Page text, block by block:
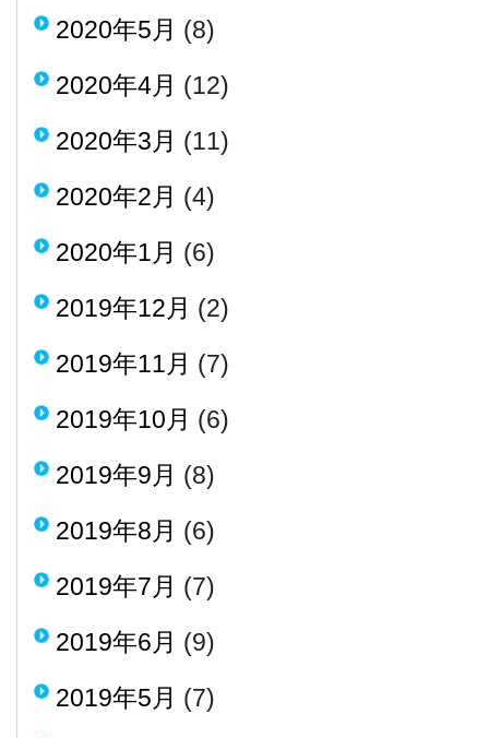
2020年5月 (8)
2020年4月 (12)
2020年3月 (11)
2020年2月 (4)
2020年1月 (6)
2019年12月 (2)
2019年11月 (7)
2019年10月 (6)
2019年9月 (8)
2019年8月 (6)
2019年7月 (7)
2019年6月 (9)
2019年5月 (7)